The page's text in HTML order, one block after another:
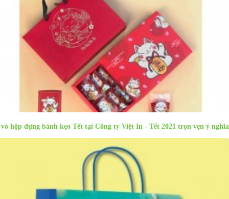
hộp đựng bánh kẹo Tết tại Công ty Việt In - Tết 2021 trọn vẹn ý nghĩa